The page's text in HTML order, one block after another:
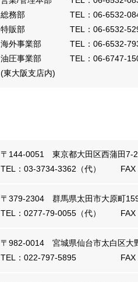
総務部
TEL：06-6532-
特販部
TEL：06-6532-
海外事業部
TEL：06-6532-
油圧事業部
TEL：06-6747-
(東大阪支店内)
〒144-0051 東京都大田区西蒲田7-
TEL：03-3734-3362（代）
〒379-2304 群馬県太田市大原町
TEL：0277-79-0055（代）
〒982-0014 宮城県仙台市太白区大
TEL：022-797-5895